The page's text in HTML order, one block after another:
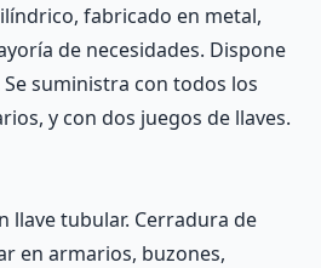
fabricado en metal,
de necesidades. Dispone
suministra con todos los
y con dos juegos de llaves.
llave tubular. Cerradura de
en armarios, buzones,